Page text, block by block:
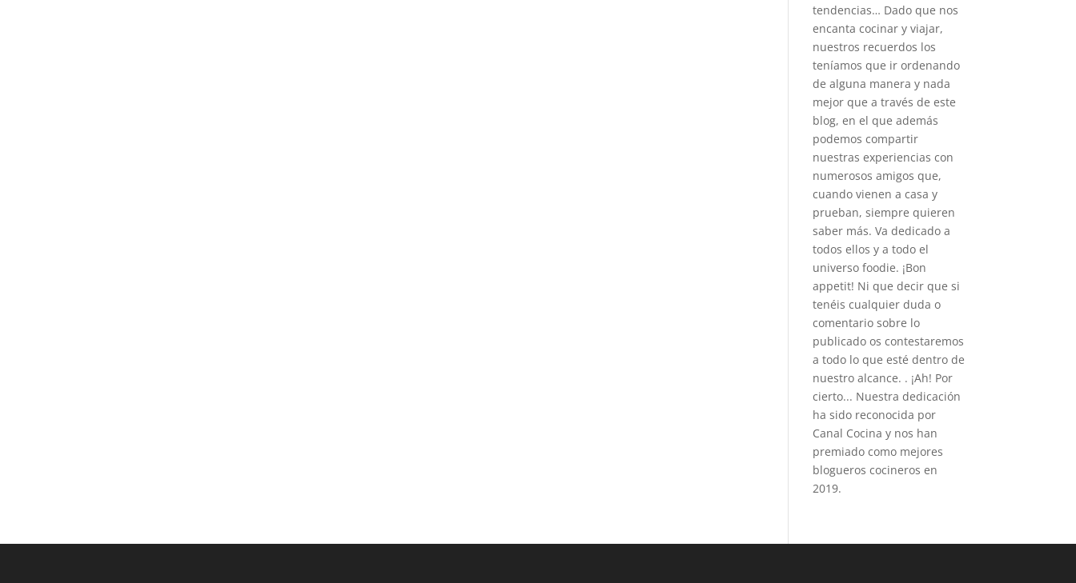
tendencias… Dado que nos
encanta cocinar y viajar,
nuestros recuerdos los
teníamos que ir ordenando
de alguna manera y nada
mejor que a través de este
blog, en el que además
podemos compartir
nuestras experiencias con
numerosos amigos que,
cuando vienen a casa y
prueban, siempre quieren
saber más. Va dedicado a
todos ellos y a todo el
universo foodie. ¡Bon
appetit! Ni que decir que si
tenéis cualquier duda o
comentario sobre lo
publicado os contestaremos
a todo lo que esté dentro de
nuestro alcance. . ¡Ah! Por
cierto... Nuestra dedicación
ha sido reconocida por
Canal Cocina y nos han
premiado como mejores
blogueros cocineros en
2019.